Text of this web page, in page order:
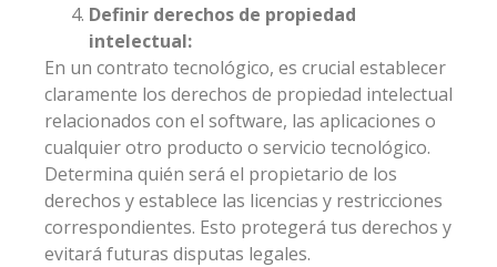
Definir derechos de propiedad
intelectual:
En un contrato tecnológico, es crucial establecer
claramente los derechos de propiedad intelectual
relacionados con el software, las aplicaciones o
cualquier otro producto o servicio tecnológico.
Determina quién será el propietario de los
derechos y establece las licencias y restricciones
correspondientes. Esto protegerá tus derechos y
evitará futuras disputas legales.